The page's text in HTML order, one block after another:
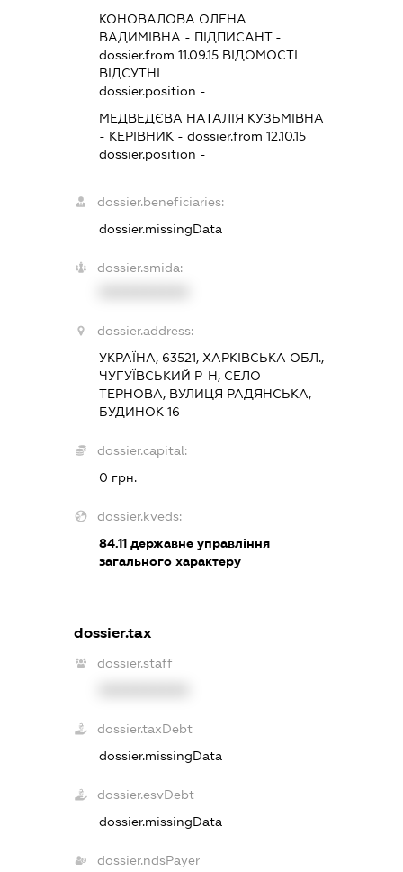
КОНОВАЛОВА ОЛЕНА
ВАДИМІВНА - ПІДПИСАНТ-
dossier.from 11.09.15 ВІДОМОСТІ
ВІДСУТНІ
dossier.position -
МЕДВЕДЄВА НАТАЛІЯ КУЗЬМІВНА
- КЕРІВНИК - dossier.from 12.10.15
dossier.position -
dossier.beneficiaries:
dossier.missingData
dossier.smida:
dossier.address:
УКРАЇНА, 63521, ХАРКІВСЬКА ОБЛ.,
ЧУГУЇВСЬКИЙ Р-Н, СЕЛО
ТЕРНОВА, ВУЛИЦЯ РАДЯНСЬКА,
БУДИНОК 16
dossier.capital:
0 грн.
dossier.kveds:
84.11 державне управління
загального характеру
dossier.tax
dossier.staff
dossier.taxDebt
dossier.missingData
dossier.esvDebt
dossier.missingData
dossier.ndsPayer